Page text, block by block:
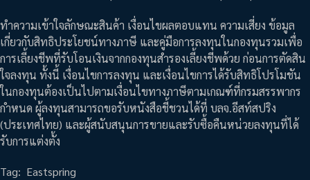
ทำความเข้าใจลักษณะสินค้า เงื่อนไขผลตอบแทน ความเสี่ยง ข้อมูล
เกี่ยวกับสิทธิประโยชน์ทางภาษี และคู่มือการลงทุนในกองทุนรวมเพื่อ
การเลี้ยงชีพที่รับโอนเงินจากกองทุนสำรองเลี้ยงชีพด้วย ก่อนการตัดสิน
ใจลงทุน ทั้งนี้ เงื่อนไขการลงทุน และเงื่อนไขการได้รับสิทธิโปรโมชัน
ในกองทุนต้องเป็นไปตามเงื่อนไขทางภาษีตามเกณฑ์ที่กรมสรรพากร
กำหนด ผู้ลงทุนสามารถขอรับหนังสือชี้ชวนได้ที่ บลจ.อีสท์สปริง
(ประเทศไทย) และผู้สนับสนุนการขายและรับซื้อคืนหน่วยลงทุนที่ได้
รับการแต่งตั้ง
Tag: Eastspring